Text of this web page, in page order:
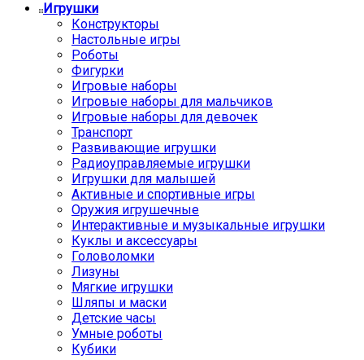
Игрушки
Конструкторы
Настольные игры
Роботы
Фигурки
Игровые наборы
Игровые наборы для мальчиков
Игровые наборы для девочек
Транспорт
Развивающие игрушки
Радиоуправляемые игрушки
Игрушки для малышей
Активные и спортивные игры
Оружия игрушечные
Интерактивные и музыкальные игрушки
Куклы и аксессуары
Головоломки
Лизуны
Мягкие игрушки
Шляпы и маски
Детские часы
Умные роботы
Кубики